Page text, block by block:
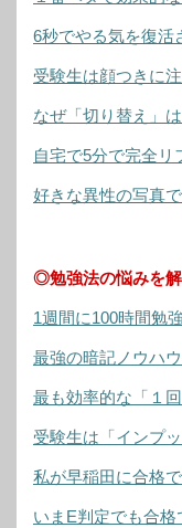
6秒でやる気を復活
受験生は顔つきに注
なぜ「切り替え」
自宅で5分で完全リ
好きな異性の写真
◎勉強法の悩みを
1週間に100時間勉
最強の暗記ノウハ
最も効率的な「１
受験生は「インプ
私が早稲田に合格
いまE判定でも合格